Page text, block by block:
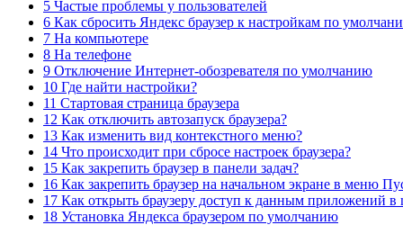
5 Частые проблемы у пользователей
6 Как сбросить Яндекс браузер к настройкам по
7 На компьютере
8 На телефоне
9 Отключение Интернет-обозревателя по умолчанию
10 Где найти настройки?
11 Стартовая страница браузера
12 Как отключить автозапуск браузера?
13 Как изменить вид контекстного меню?
14 Что происходит при сбросе настроек браузера?
15 Как закрепить браузер в панели задач?
16 Как закрепить браузер на начальном экране в меню
17 Как открыть браузеру доступ к данным приложений в
18 Установка Яндекса браузером по умолчанию